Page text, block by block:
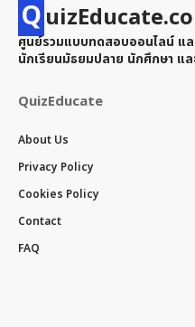
Q
ศูนย์รวมแบบทดสอบออนไลน์ แ
นักเรียนมัธยมปลาย นักศึกษา แ
QuizEducate
About Us
Privacy Policy
Cookies Policy
Contact
FAQ